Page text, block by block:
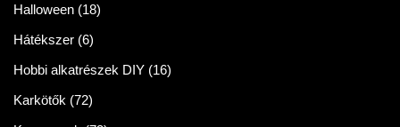
Halloween (18)
Hátékszer (6)
Hobbi alkatrészek DIY (16)
Karkötők (72)